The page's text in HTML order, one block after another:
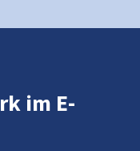
im E-